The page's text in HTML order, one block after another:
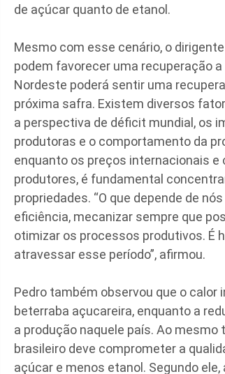
de açúcar quanto de etanol.
Mesmo com esse cenário, o
podem favorecer uma recuperação
Nordeste poderá sentir uma
próxima safra. Existem diversos
a perspectiva de déficit mundial, os
produtoras e o comportamento da
enquanto os preços internacionais
produtores, é fundamental
propriedades. “O que depende de
eficiência, mecanizar sempre que
otimizar os processos produtivos. É
atravessar esse período”, afirmou.
Pedro também observou que o calor
beterraba açucareira, enquanto a
a produção naquele país. Ao mesmo
brasileiro deve comprometer a
açúcar e menos etanol. Segundo